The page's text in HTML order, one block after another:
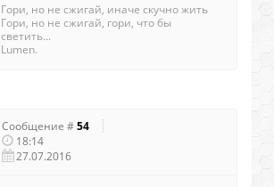
Гори, но не сжигай, иначе скучно жить
Гори, но не сжигай, гори, что бы
светить...
Lumen.
Сообщение #54
18:14
27.07.2016